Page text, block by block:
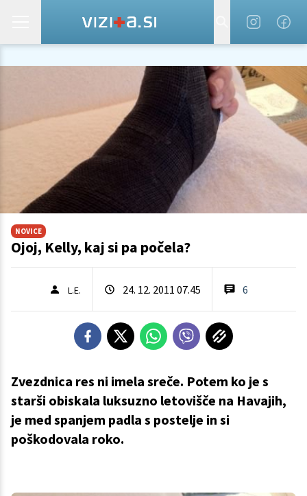
NOVICE
Ojoj, Kelly, kaj si pa počela?
L.E. 24. 12. 2011 07.45 6
Zvezdnica res ni imela sreče. Potem ko je s
starši obiskala luksuzno letovišče na Havajih,
je med spanjem padla s postelje in si
poškodovala roko.